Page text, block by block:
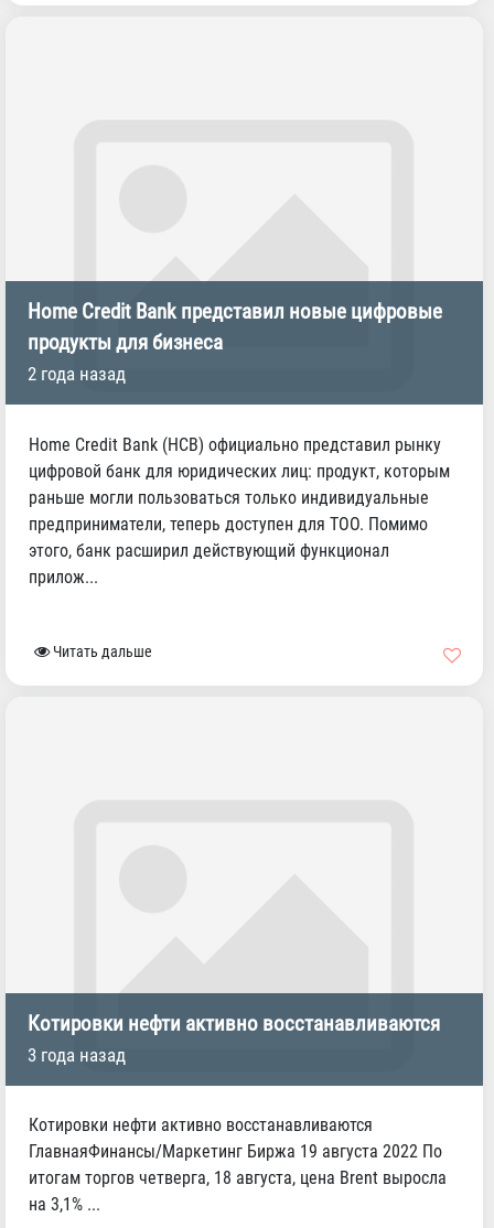
Home Credit Bank представил новые цифровые
продукты для бизнеса
2 года назад
Home Credit Bank (HCB) официально представил рынку
цифровой банк для юридических лиц: продукт, которым
раньше могли пользоваться только индивидуальные
предприниматели, теперь доступен для ТОО. Помимо
этого, банк расширил действующий функционал
прилож...
Читать дальше
Котировки нефти активно восстанавливаются
3 года назад
Котировки нефти активно восстанавливаются
ГлавнаяФинансы/Маркетинг Биржа 19 августа 2022 По
итогам торгов четверга, 18 августа, цена Brent выросла
на 3,1% ...